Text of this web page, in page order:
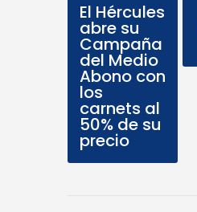
El Hércules
abre su
Campaña
del Medio
Abono con
los
carnets al
50% de su
precio